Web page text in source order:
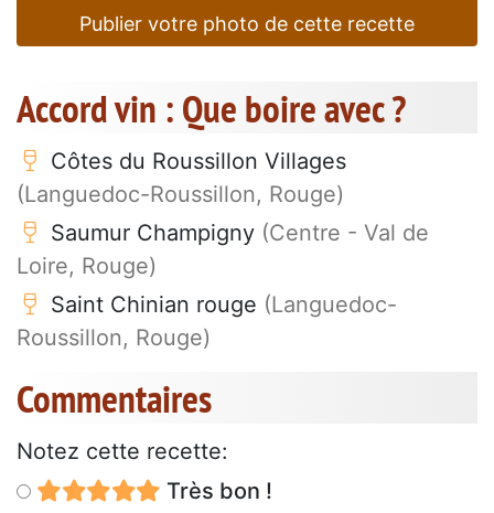
Publier votre photo de cette recette
Accord vin : Que boire avec ?
Côtes du Roussillon Villages
(Languedoc-Roussillon, Rouge)
Saumur Champigny (Centre - Val de
Loire, Rouge)
Saint Chinian rouge (Languedoc-
Roussillon, Rouge)
Commentaires
Notez cette recette:
Très bon !